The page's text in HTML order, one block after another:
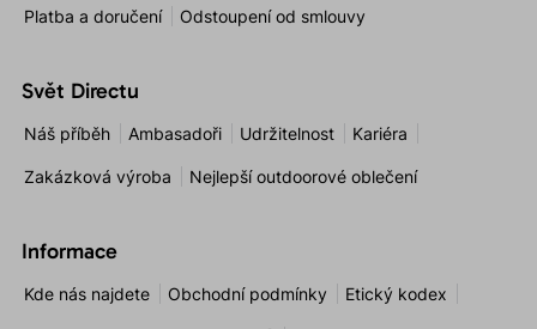
Platba a doručení Odstoupení od smlouvy
Svět Directu
Náš příběh Ambasadoři Udržitelnost Kariéra
Zakázková výroba Nejlepší outdoorové oblečení
Informace
Kde nás najdete Obchodní podmínky Etický kodex